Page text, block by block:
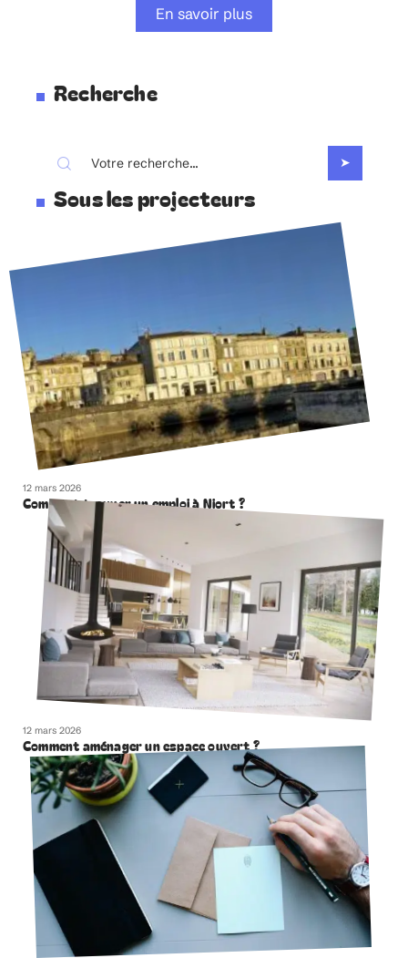
En savoir plus
Recherche
Sous les projecteurs
12 mars 2026
Comment trouver un emploi à Niort ?
12 mars 2026
Comment aménager un espace ouvert ?